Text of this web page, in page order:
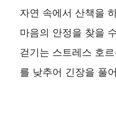
자연 속에서 산책을
마음의 안정을 찾을
걷기는 스트레스 호
를 낮추어 긴장을 풀